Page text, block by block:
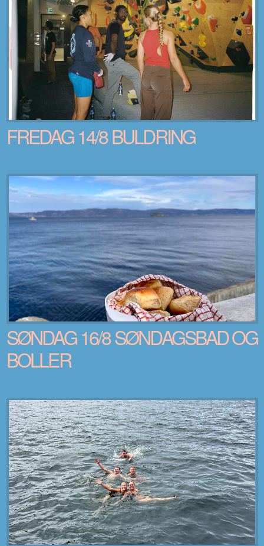
FREDAG 14/8 BULDRING
SØNDAG 16/8 SØNDAGSBAD OG
BOLLER